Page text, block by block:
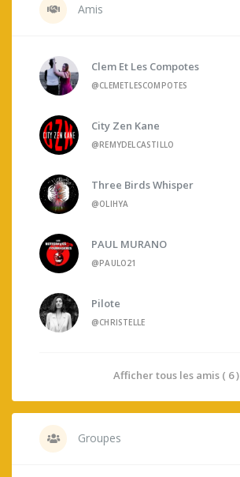
Amis
Clem Et Les Compotes
@CLEMETLESCOMPOTES
City Zen Kane
@REMYDELCASTILLO
Three Birds Whisper
@OLIHYA
PAUL MURANO
@PAULO21
Pilote
@CHRISTELLE
Afficher tous les amis ( 6 )
Groupes